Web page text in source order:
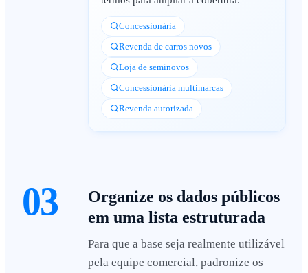
Concessionária
Revenda de carros novos
Loja de seminovos
Concessionária multimarcas
Revenda autorizada
03
Organize os dados públicos
em uma lista estruturada
Para que a base seja realmente utilizável
pela equipe comercial, padronize os